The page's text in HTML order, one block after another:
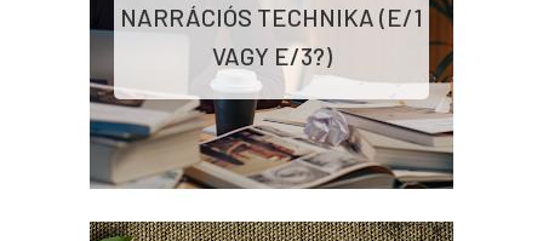
NARRÁCIÓS TECHNIKA (E/1
VAGY E/3?)